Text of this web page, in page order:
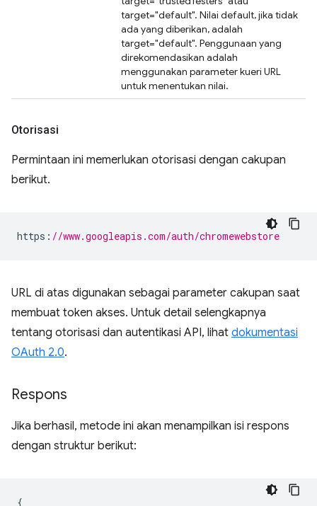
target="default". Nilai default, jika tidak
ada yang diberikan, adalah
target="default". Penggunaan yang
direkomendasikan adalah
menggunakan parameter kueri URL
untuk menentukan nilai.
Otorisasi
Permintaan ini memerlukan otorisasi dengan cakupan
berikut.
https : //www.googleapis.com/auth/chromewebstore
URL di atas digunakan sebagai parameter cakupan saat
membuat token akses. Untuk detail selengkapnya
tentang otorisasi dan autentikasi API, lihat dokumentasi
OAuth 2.0.
Respons
Jika berhasil, metode ini akan menampilkan isi respons
dengan struktur berikut:
{